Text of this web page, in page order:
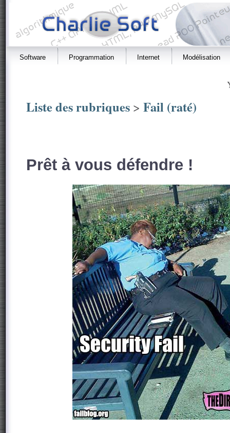
Software Programmation Internet Modélisation
Liste des rubriques > Fail (raté)
Prêt à vous défendre !